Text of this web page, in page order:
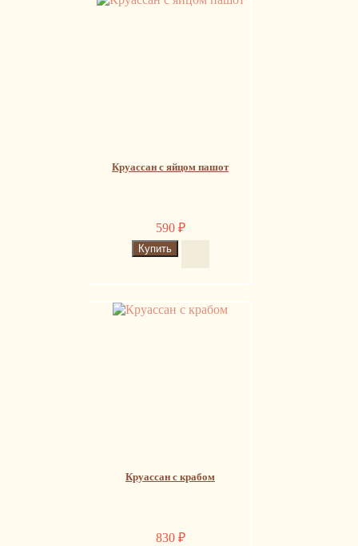
Круассан с яйцом пашот
590 ₽
Круассан с крабом
830 ₽